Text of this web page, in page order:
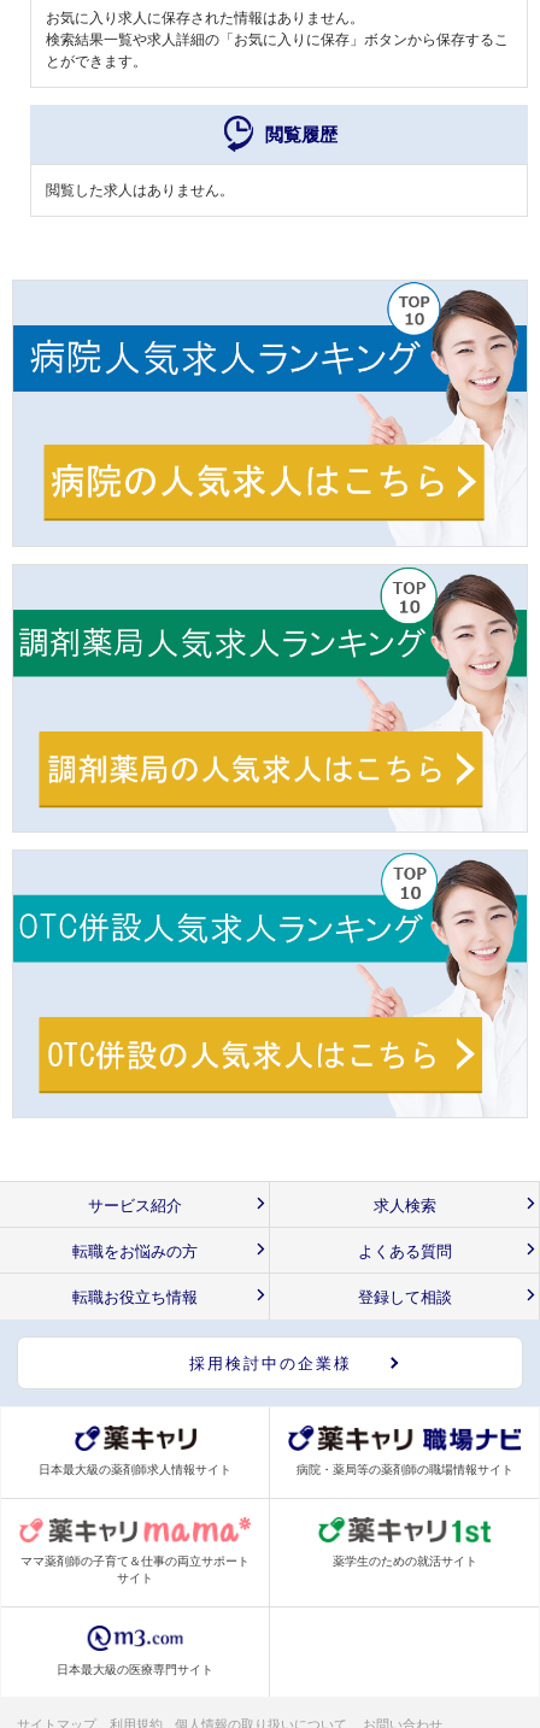
お気に入り求人に保存された情報はありません。
検索結果一覧や求人詳細の「お気に入りに保存」ボタンから保存するこ
とができます。
閲覧履歴
閲覧した求人はありません。
サービス紹介 求人検索
転職をお悩みの方 よくある質問
転職お役立ち情報 登録して相談
採用検討中の企業様
日本最大級の薬剤師求人情報サイト 病院・薬局等の薬剤師の職場情報サイト
ママ薬剤師の子育て＆仕事の両立サポート
サイト
薬学生のための就活サイト
日本最大級の医療専門サイト
サイトマップ 利用規約 個人情報の取り扱いについて お問い合わせ